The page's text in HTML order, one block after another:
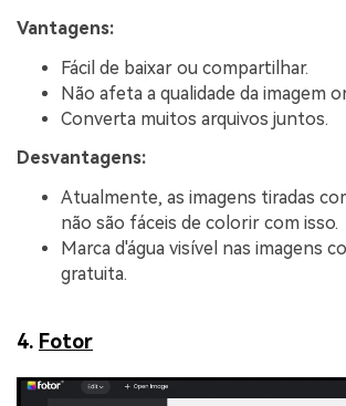
Vantagens:
Fácil de baixar ou compartilhar.
Não afeta a qualidade da imagem
Converta muitos arquivos juntos.
Desvantagens:
Atualmente, as imagens tiradas
não são fáceis de colorir com isso.
Marca d'água visível nas imagens
gratuita.
4. Fotor